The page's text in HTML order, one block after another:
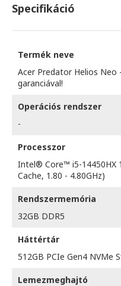
Specifikáció
Termék neve
Acer Predator Helios Neo
garanciával!
Operációs rendszer
-
Processzor
Intel® Core™ i5-14450HX
Cache, 1.80 - 4.80GHz)
Rendszermemória
32GB DDR5
Háttértár
512GB PCIe Gen4 NVMe
Lemezmeghajtó